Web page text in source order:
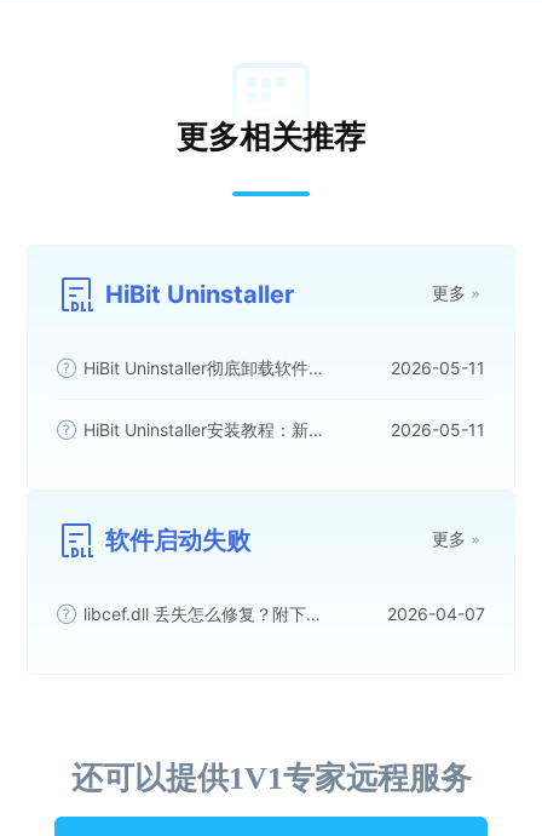
更多相关推荐
HiBit Uninstaller 更多
HiBit Uninstaller彻底卸载软件完整教程与实战方案 2026-05-11
HiBit Uninstaller安装教程：新手下载安装完整图文步骤 2026-05-11
软件启动失败 更多
libcef.dll 丢失怎么修复？附下载方法与启动报错处理 2026-04-07
还可以提供1V1专家远程服务